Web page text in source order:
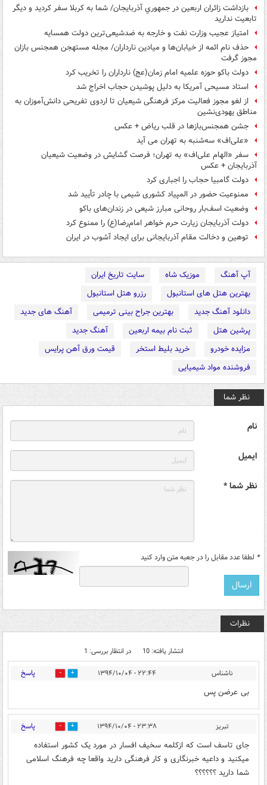
بازداشت زائران اربعین در جمهوري آذربايجان/ شما به کربلا سفر کردید و دیگر
تابعیت ندارید
امتیاز عجیب وزارت نفت و خارجه به ضدشیعی‌ترین دولت همسایه
حذف نام ائمه از خیابان‌ها و میادین نارداران/ مجله مستهجن همجنس بازان
مجوز گرفت
دولت باکو حوزه علميه امام زمان(عج) نارداران را تخريب کرد
استاد مسیحی آمریکا به دلیل پوشیدن حجاب اخراج شد
از لغو مجوز فعالیت مرکز فرهنگی شیعیان تا اردوی تفریحی دانش‌آموزان به
مناطق یهودی‌نشین
جشن همجنس‌بازها در قلب ریاض + عکس
«علی‌اف» سه‌شنبه به تهران می آید
سفر «الهام علی‌اف» به تهران؛ فرصت‌ گشایش در وضعیت شیعیان
آذربایجان + عکس
دولت گامبیا حجاب را اجباری کرد
ممنوعیت حضور در المپیاد کشوری شیمی با چادر تأیید شد
وضعیت اسف‌بار روحانی مبارز شیعی در زندان‌های باکو
دولت آذربایجان زیارت حرم خواهر امام‌رضا(ع) را ممنوع کرد
توهین و دخالت مقام آذربایجانی برای ایجاد آشوب در ایران
آپ آهنگ موزیک شاه
سایت تاریخ ایران
بهترین هتل های استانبول
رزرو هتل استانبول
دانلود آهنگ جدید
بهترین جراح بینی ترمیمی
آهنگ های جدید
پرشین هتل
ثبت نام بیمه اربعین
آهنگ جدید
مزایده خودرو
خرید بلیط استخر
قیمت ورق آهن پرایس
فروشنده مواد شیمیایی
نظر شما
نام
ایمیل
نظر شما *
* لطفا عدد مقابل را در جعبه متن وارد کنید
نظرات
انتشار یافته: 10 در انتظار بررسی: 1
ناشناس ۲۲:۴۴ - ۱۳۹۴/۱۰/۰۴ 0 پاسخ
بی عرضن پس
تبریز ۲۳:۳۸ - ۱۳۹۴/۱۰/۰۴ 4 پاسخ
جای تاسف است که ازکلمه سخیف افسار در مورد یک کشور استفاده
میکنید و داعیه خبرنگاری و کار فرهنگی دارید واقعا چه فرهنگ اسلامی
شما دارید ؟؟؟؟؟؟